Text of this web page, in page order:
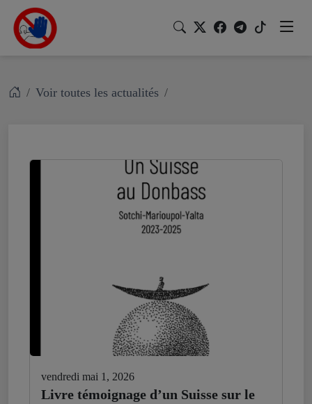
Voir toutes les actualités
vendredi mai 1, 2026
Livre témoignage d’un Suisse sur le